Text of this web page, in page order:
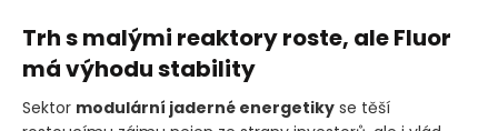
Trh s malými reaktory roste, ale Fluor
má výhodu stability
Sektor modulární jaderné energetiky se těší